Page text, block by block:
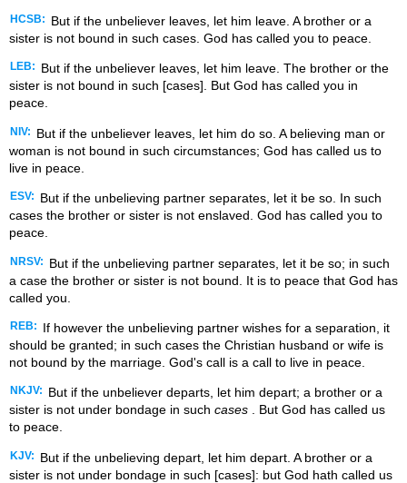
HCSB:
But if the unbeliever leaves, let him leave. A brother or a
sister is not bound in such cases. God has called you to peace.
LEB:
But if the unbeliever leaves, let him leave. The brother or the
sister is not bound in such [cases]. But God has called you in
peace.
NIV:
But if the unbeliever leaves, let him do so. A believing man or
woman is not bound in such circumstances; God has called us to
live in peace.
ESV:
But if the unbelieving partner separates, let it be so. In such
cases the brother or sister is not enslaved. God has called you to
peace.
NRSV:
But if the unbelieving partner separates, let it be so; in such
a case the brother or sister is not bound. It is to peace that God has
called you.
REB:
If however the unbelieving partner wishes for a separation, it
should be granted; in such cases the Christian husband or wife is
not bound by the marriage. God's call is a call to live in peace.
NKJV:
But if the unbeliever departs, let him depart; a brother or a
sister is not under bondage in such cases . But God has called us
to peace.
KJV:
But if the unbelieving depart, let him depart. A brother or a
sister is not under bondage in such [cases]: but God hath called us